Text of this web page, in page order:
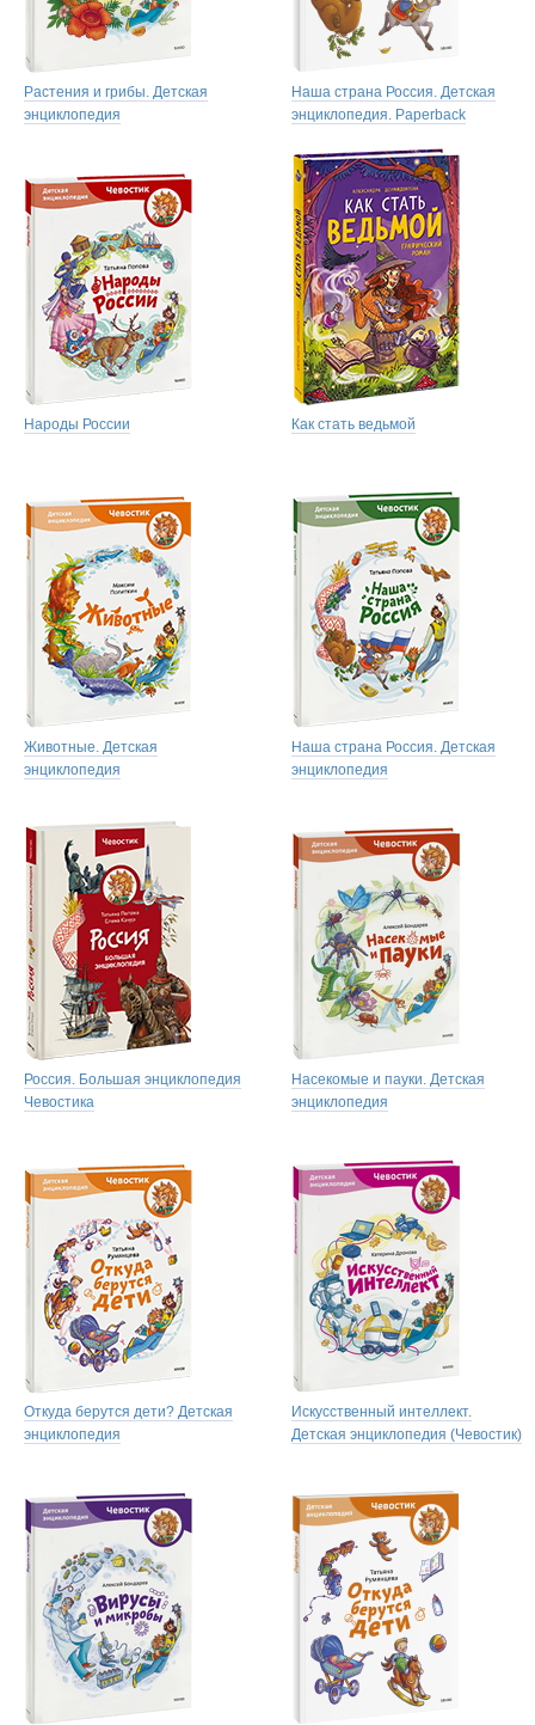
Растения и грибы. Детская
энциклопедия
Наша страна Россия. Детская
энциклопедия. Paperback
Народы России Как стать ведьмой
Животные. Детская
энциклопедия
Наша страна Россия. Детская
энциклопедия
Россия. Большая энциклопедия
Чевостика
Насекомые и пауки. Детская
энциклопедия
Откуда берутся дети? Детская
энциклопедия
Искусственный интеллект.
Детская энциклопедия (Чевостик)